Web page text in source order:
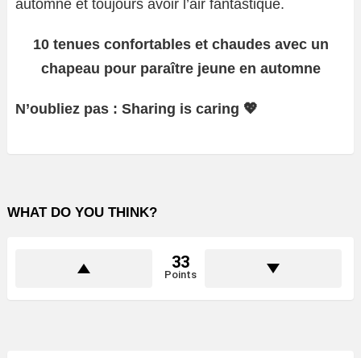
automne et toujours avoir l’air fantastique.
10 tenues confortables et chaudes avec un
chapeau pour paraître jeune en automne
N’oubliez pas : Sharing is caring 💖
WHAT DO YOU THINK?
33
Points